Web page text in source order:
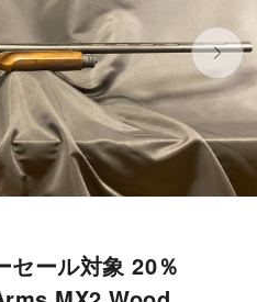
セール対象 20％